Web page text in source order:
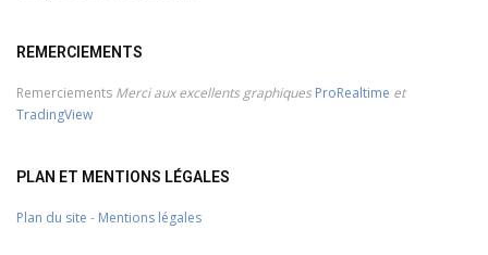
REMERCIEMENTS
Remerciements Merci aux excellents graphiques ProRealtime et
TradingView
PLAN ET MENTIONS LÉGALES
Plan du site - Mentions légales